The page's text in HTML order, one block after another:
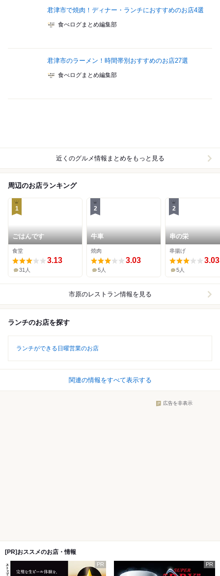
君津市で焼肉！ディナー・ランチにおすすめのお店4選
食べログまとめ編集部
君津市のラーメン！時間帯別おすすめのお店27選
食べログまとめ編集部
近くのグルメ情報まとめをもっと見る
周辺のお店ランキング
1
ごはんです
食堂
3.13
31人
2
牛車
焼肉
3.03
5人
2
串の栄
串揚げ
3.03
5人
市原のレストラン情報を見る
ランチのお店を探す
ランチができる日曜営業のお店
関連の情報をすべて表示する
広告を非表示
[PR]おススメのお店・情報
PR PR